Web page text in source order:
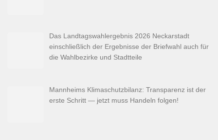
Das Landtagswahlergebnis 2026 Neckarstadt
einschließlich der Ergebnisse der Briefwahl auch für
die Wahlbezirke und Stadtteile
Mannheims Klimaschutzbilanz: Transparenz ist der
erste Schritt — jetzt muss Handeln folgen!